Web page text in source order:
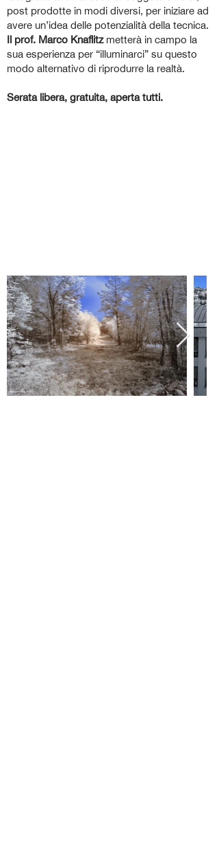
post prodotte in modi diversi, per iniziare ad
avere un’idea delle potenzialità della tecnica.
Il prof. Marco Knaflitzmetterà in campo la
sua esperienza per “illuminarci” su questo
modo alternativo di riprodurre la realtà.
Serata libera, gratuita, aperta tutti.